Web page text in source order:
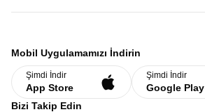
Mobil Uygulamamızı İndirin
Şimdi İndir
App Store
Şimdi İndir
Google Play
Bizi Takip Edin